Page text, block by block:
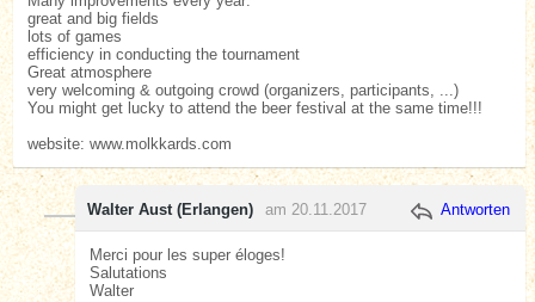
great and big fields
lots of games
efficiency in conducting the tournament
Great atmosphere
very welcoming & outgoing crowd (organizers, participants, ...)
You might get lucky to attend the beer festival at the same time!!!
website: www.molkkards.com
Walter Aust (Erlangen) am 20.11.2017 Antworten
Merci pour les super éloges!
Salutations
Walter